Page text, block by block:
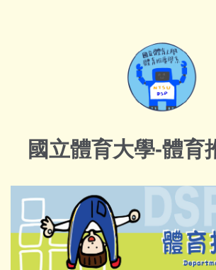
國立體育大學-體育